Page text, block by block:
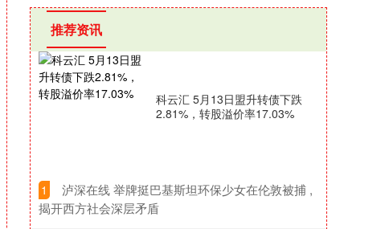
推荐资讯
科云汇 5月13日盟升转债下跌
2.81%，转股溢价率17.03%
1
​泸深在线 举牌挺巴基斯坦环保少女在伦敦被捕 ,
揭开西方社会深层矛盾